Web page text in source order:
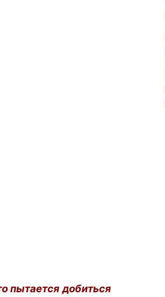
пытается добиться